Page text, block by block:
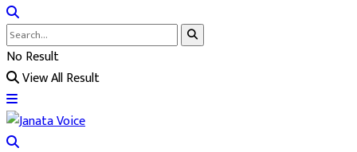
No Result
View All Result